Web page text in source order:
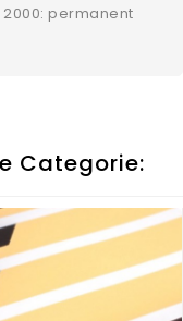
2000: permanent
Categorie: